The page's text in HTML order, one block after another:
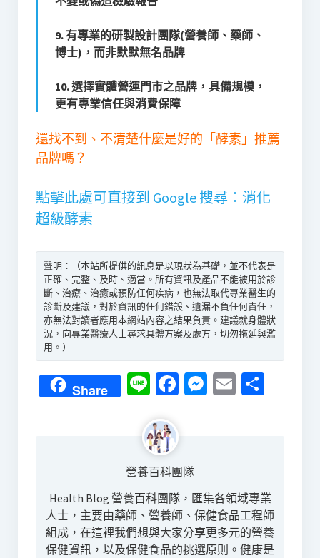
9. 有專業的研製設計團隊(營養師、藥師、
博士)，而非默默無名品牌
10. 選擇實體營運門市之品牌，具備規模，
更有專業信任與消費保障
還找不到、不清楚什麼是好的「酵素」推薦
品牌嗎？
點擊此處可直接到 Google 搜尋：消化
超級酵素
聲明：（本站所提供的訊息是以現狀為基礎，並不代表是
正確、完整、及時、適當。所有資訊及產品不能被用於診
斷、治療、治癒或預防任何疾病，也無法取代專業醫生的
診斷及建議，對於資訊的任何錯誤、遺漏不負任何責任，
亦無法對讀者應用本網站內容之結果負責。建議就身體狀
況，向專業醫療人士尋求具體方案及處方，切勿拖延與濫
用。）
Share LineFacebook
Messenger
Email
分
營養百科團隊
Health Blog 營養百科團隊，匯集各領域專業
人士，主要由藥師、營養師、保健食品工程師
組成，在這裡我們想與大家分享更多元的營養
保健資訊，以及保健食品的挑選原則。健康是